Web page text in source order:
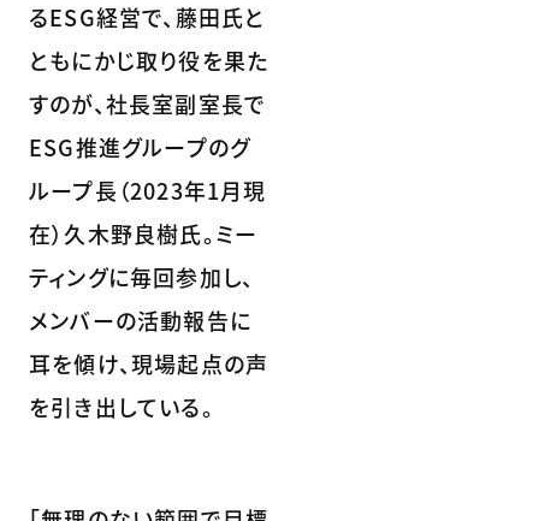
るESG経営で、藤田氏と
ともにかじ取り役を果た
すのが、社長室副室長で
ESG推進グループのグ
ループ長（2023年1月現
在）久木野良樹氏。ミー
ティングに毎回参加し、
メンバーの活動報告に
耳を傾け、現場起点の声
を引き出している。